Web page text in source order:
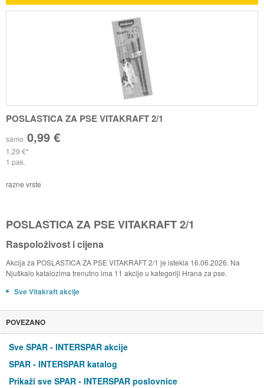
POSLASTICA ZA PSE VITAKRAFT 2/1
samo 0,99 €
1,29 €
1 pak.
razne vrste
POSLASTICA ZA PSE VITAKRAFT 2/1
Raspoloživost i cijena
Akcija za POSLASTICA ZA PSE VITAKRAFT 2/1 je istekla 16.06.2026. Na
Njuškalo katalozima trenutno ima 11 akcije u kategoriji Hrana za pse.
Sve Vitakraft akcije
POVEZANO
Sve SPAR - INTERSPAR akcije
SPAR - INTERSPAR katalog
Prikaži sve SPAR - INTERSPAR poslovnice